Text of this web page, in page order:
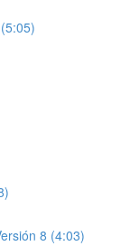
8 (4:03)